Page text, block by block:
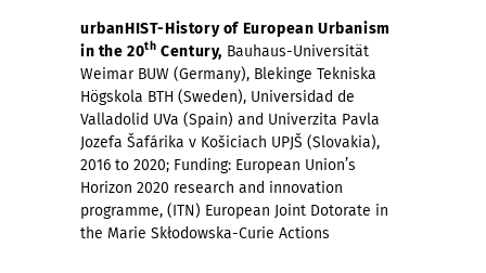
urbanHIST-History of European Urbanism
in the 20th Century, Bauhaus-Universität
Weimar BUW (Germany), Blekinge Tekniska
Högskola BTH (Sweden), Universidad de
Valladolid UVa (Spain) and Univerzita Pavla
Jozefa Šafárika v Košiciach UPJŠ (Slovakia),
2016 to 2020; Funding: European Union’s
Horizon 2020 research and innovation
programme, (ITN) European Joint Dotorate in
the Marie Skłodowska-Curie Actions